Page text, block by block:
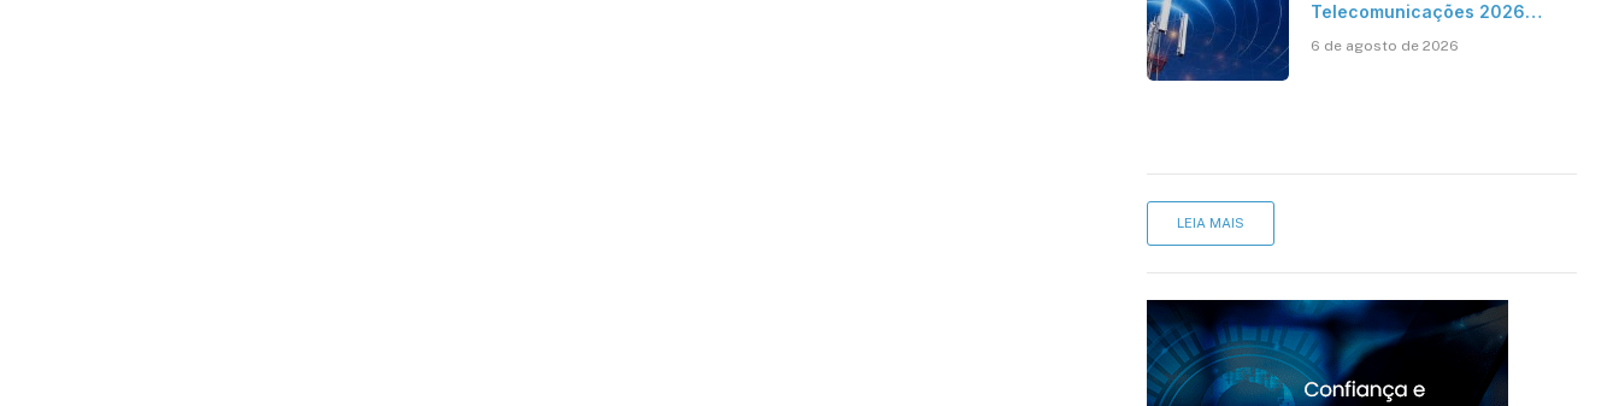
Telecomunicações 2026
móvel, mas mantém desafio
6 de agosto de 2026
LEIA MAIS